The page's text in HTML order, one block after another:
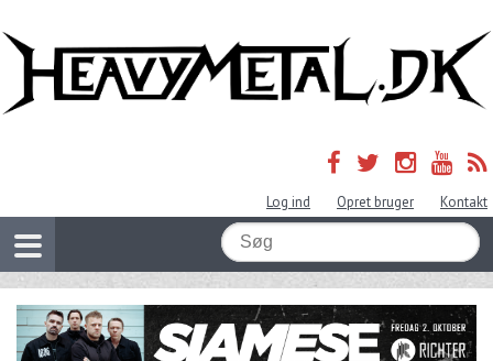
Log ind Opret bruger Kontakt